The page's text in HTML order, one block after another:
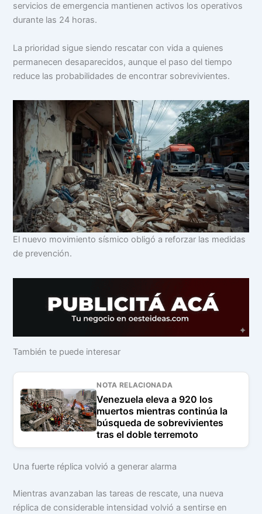
servicios de emergencia mantienen activos los operativos
durante las 24 horas.
La prioridad sigue siendo rescatar con vida a quienes
permanecen desaparecidos, aunque el paso del tiempo
reduce las probabilidades de encontrar sobrevivientes.
El nuevo movimiento sísmico obligó a reforzar las medidas
de prevención.
También te puede interesar
NOTA RELACIONADA
Venezuela eleva a 920 los
muertos mientras continúa la
búsqueda de sobrevivientes
tras el doble terremoto
Una fuerte réplica volvió a generar alarma
Mientras avanzaban las tareas de rescate, una nueva
réplica de considerable intensidad volvió a sentirse en